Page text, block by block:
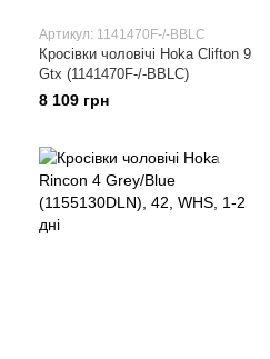
Артикул: 1141470F-/-BBLC
Кросівки чоловічі Hoka Clifton 9
Gtx (1141470F-/-BBLC)
8 109 грн